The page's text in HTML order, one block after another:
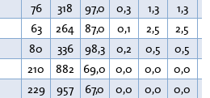
76 318 97,0 0,3 1,3 1,3
63 264 87,0 0,1 2,5 2,5
80 336 98,3 0,2 0,5 0,5
210 882 69,0 0,0 0,0 0,0
229 957 67,0 0,0 0,0 0,0